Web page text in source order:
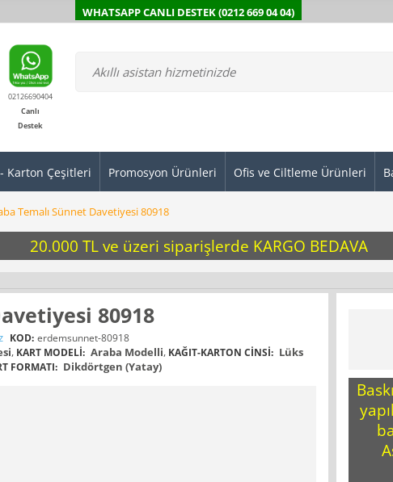
WHATSAPP CANLI DESTEK (0212 669 04 04)
02126690404
Canlı
Destek
- Karton Çeşitleri Promosyon Ürünleri Ofis ve Ciltleme Ürünleri
Temalı Sünnet Davetiyesi 80918
20.000 TL ve üzeri siparişlerde KARGO BEDAVA
80918
KOD: erdemsunnet-80918
, KART MODELI: Araba Modelli, KAĞIT-KARTON CINSI: Lüks
FORMATI: Dikdörtgen (Yatay)